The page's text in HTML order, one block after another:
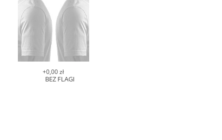
BEZ FLAGI
+0,00 zł